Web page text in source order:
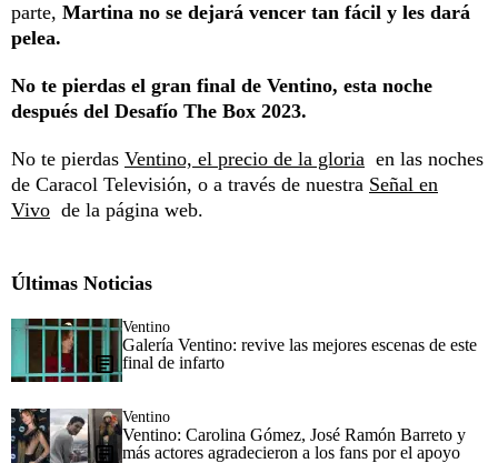
parte, Martina no se dejará vencer tan fácil y les dará
pelea.
No te pierdas el gran final de Ventino, esta noche
después del Desafío The Box 2023.
No te pierdas Ventino, el precio de la gloria en las noches
de Caracol Televisión, o a través de nuestra Señal en
Vivo de la página web.
Últimas Noticias
Ventino
Galería Ventino: revive las mejores escenas de este
final de infarto
Ventino
Ventino: Carolina Gómez, José Ramón Barreto y
más actores agradecieron a los fans por el apoyo